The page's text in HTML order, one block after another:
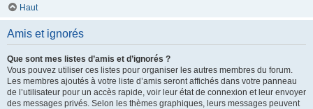
Haut
Amis et ignorés
Que sont mes listes d’amis et d’ignorés ?
Vous pouvez utiliser ces listes pour organiser les autres membres du forum.
Les membres ajoutés à votre liste d’amis seront affichés dans votre panneau
de l’utilisateur pour un accès rapide, voir leur état de connexion et leur envoyer
des messages privés. Selon les thèmes graphiques, leurs messages peuvent